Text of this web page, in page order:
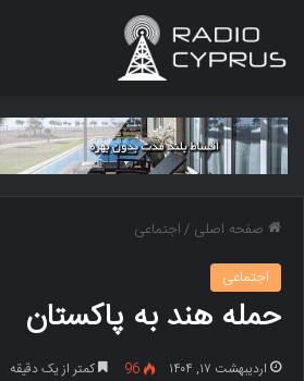
صفحه اصلی /اجتماعی
اجتماعی
حمله هند به پاکستان
اردیبهشت ۱۷, ۱۴۰۴ 96 کمتر از یک دقیقه